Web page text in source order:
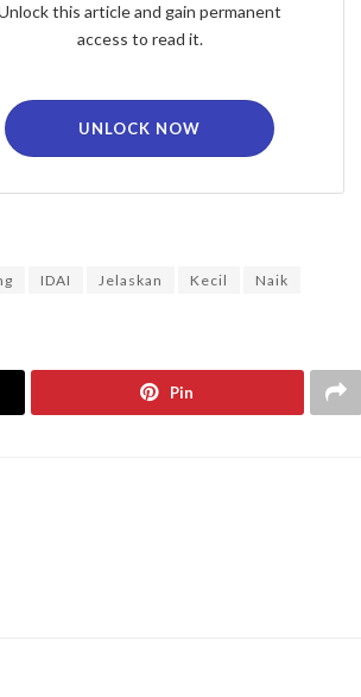
this article and gain permanent
access to read it.
UNLOCK NOW
IDAI Jelaskan Kecil
Naik
Pin